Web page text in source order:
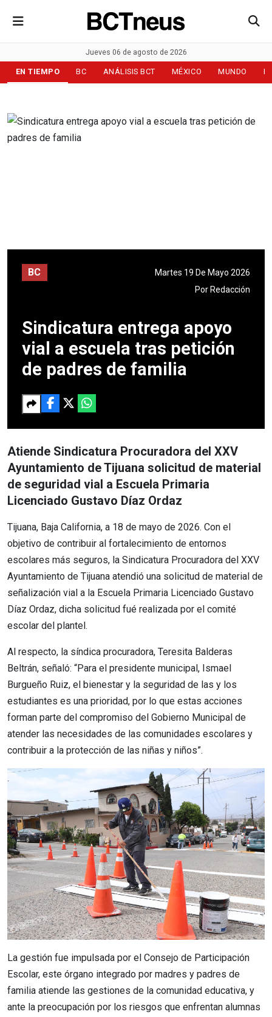
Jueves 06 de agosto de 2026
EN TIEMPO BC ANÁLISIS BCT MÉXICO MUNDO
BC
Martes 19 De Mayo 2026
Por Redacción
Sindicatura entrega apoyo
vial a escuela tras petición
de padres de familia
Atiende Sindicatura Procuradora del XXV
Ayuntamiento de Tijuana solicitud de material
de seguridad vial a Escuela Primaria
Licenciado Gustavo Díaz Ordaz
Tijuana, Baja California, a 18 de mayo de 2026. Con el
objetivo de contribuir al fortalecimiento de entornos
escolares más seguros, la Sindicatura Procuradora del XXV
Ayuntamiento de Tijuana atendió una solicitud de material de
señalización vial a la Escuela Primaria Licenciado Gustavo
Díaz Ordaz, dicha solicitud fué realizada por el comité
escolar del plantel.
Al respecto, la síndica procuradora, Teresita Balderas
Beltrán, señaló: “Para el presidente municipal, Ismael
Burgueño Ruiz, el bienestar y la seguridad de las y los
estudiantes es una prioridad, por lo que estas acciones
forman parte del compromiso del Gobierno Municipal de
atender las necesidades de las comunidades escolares y
contribuir a la protección de las niñas y niños”.
La gestión fue impulsada por el Consejo de Participación
Escolar, este órgano integrado por madres y padres de
familia atiende las gestiones de la comunidad educativa, y
ante la preocupación por los riesgos que enfrentan alumnas